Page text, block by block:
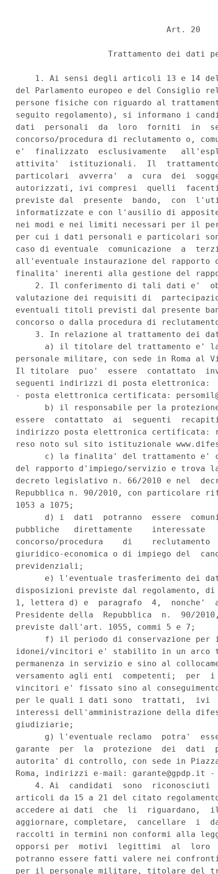
                               Art. 20
Trattamento dei dati
1. Ai sensi degli articoli 13 e 14
del Parlamento europeo e del Consiglio
persone fisiche con riguardo al
seguito regolamento), si informano i
dati  personali  da  loro  forniti  in
concorso/procedura di reclutamento o,
e'  finalizzato  esclusivamente
attivita'  istituzionali.  Il
particolari  avverra'  a  cura  dei
autorizzati, ivi compresi  quelli
previste dal  presente  bando,  con
informatizzate e con l'ausilio di
nei modi e nei limiti necessari per il
per cui i dati personali e particolari
caso di eventuale  comunicazione  a
all'eventuale instaurazione del
finalita' inerenti alla gestione del
2. Il conferimento di tali dati e'
valutazione dei requisiti di
eventuali titoli previsti dal presente
concorso o dalla procedura di
3. In relazione al trattamento dei
a) il titolare del trattamento e'
personale militare, con sede in Roma
Il titolare  puo'  essere  contattato
seguenti indirizzi di posta elettronica:
- posta elettronica certificata:
b) il responsabile per la
essere  contattato  ai  seguenti
indirizzo posta elettronica certificata:
reso noto sul sito istituzionale
c) la finalita' del trattamento e'
del rapporto d'impiego/servizio e trova
decreto legislativo n. 66/2010 e nel
Repubblica n. 90/2010, con
1053 a 1075;
d) i  dati  potranno  essere
pubbliche   direttamente
concorso/procedura    di
giuridico-economica o di impiego del
previdenziali;
e) l'eventuale trasferimento dei
disposizioni previste dal regolamento,
1, lettera d) e  paragrafo  4,  nonche'
Presidente della  Repubblica  n.  90/
previste dall'art. 1055, commi 5 e 7;
f) il periodo di conservazione per
idonei/vincitori e' stabilito in un arco
permanenza in servizio e sino al
versamento agli enti  competenti;  per
vincitori e' fissato sino al
per le quali i dati sono  trattati,  ivi
interessi dell'amministrazione della
giudiziarie;
g) l'eventuale reclamo  potra'
garante  per  la  protezione  dei  dati
autorita' di controllo, con sede in
Roma, indirizzi e-mail: garante@gpdp.it
4. Ai  candidati  sono  riconosciuti
articoli da 15 a 21 del citato
accedere ai dati  che  li
aggiornare, completare,  cancellare  i
raccolti in termini non conformi alla
opporsi per  motivi  legittimi  al
potranno essere fatti valere nei